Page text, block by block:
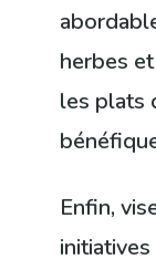
herbes
les plats
Enfin,
initiatives